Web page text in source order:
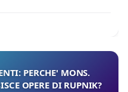
PROCESSO
PERCHE' MONS.
OPERE DI RUPNIK?